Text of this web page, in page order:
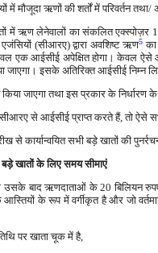
ऋणों की शर्तों में परिवर्तन तथा/
में ऋण लेनेवालों का संकलित एक्स्पोज़र 1
(सीआरए) द्वारा अवशिष्ट ऋण5का
एक आईसीई अपेक्षित होगा। केवल
जाएगा। इसके अतिरिक्त आईसीई निम्न
जाएगा तथा इस प्रकार के निर्धारण
से आईसीई प्राप्त करते हैं, तो ऐसे
से कार्यान्वयित सभी बड़े खातों की
खातों के लिए समय सीमाएं
उसके बाद ऋणदाताओं के 20 बिलियन
आस्तियों के रूप में वर्गीकृत है और जो
पर खाता चूक में है,